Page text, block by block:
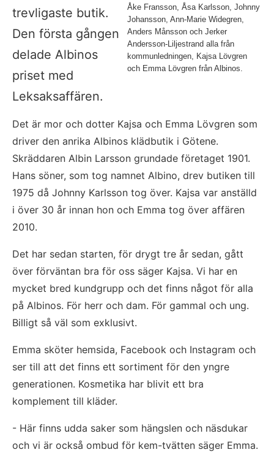
Åke Fransson, Åsa Karlsson, Johnny
Johansson, Ann-Marie Widegren,
Anders Månsson och Jerker
Andersson-Liljestrand alla från
kommunledningen, Kajsa Lövgren
och Emma Lövgren från Albinos.
trevligaste butik.
Den första gången
delade Albinos
priset med
Leksaksaffären.
Det är mor och dotter Kajsa och Emma Lövgren som
driver den anrika Albinos klädbutik i Götene.
Skräddaren Albin Larsson grundade företaget 1901.
Hans söner, som tog namnet Albino, drev butiken till
1975 då Johnny Karlsson tog över. Kajsa var anställd
i över 30 år innan hon och Emma tog över affären
2010.
Det har sedan starten, för drygt tre år sedan, gått
över förväntan bra för oss säger Kajsa. Vi har en
mycket bred kundgrupp och det finns något för alla
på Albinos. För herr och dam. För gammal och ung.
Billigt så väl som exklusivt.
Emma sköter hemsida, Facebook och Instagram och
ser till att det finns ett sortiment för den yngre
generationen. Kosmetika har blivit ett bra
komplement till kläder.
- Här finns udda saker som hängslen och näsdukar
och vi är också ombud för kem-tvätten säger Emma.